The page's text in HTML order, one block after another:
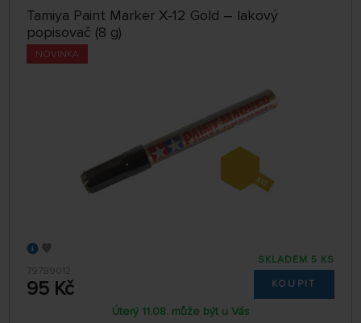
Tamiya Paint Marker X-12 Gold – lakový
popisovač (8 g)
NOVINKA
79789012
95 Kč
SKLADEM 5 KS
KOUPIT
Úterý 11.08. může být u Vás